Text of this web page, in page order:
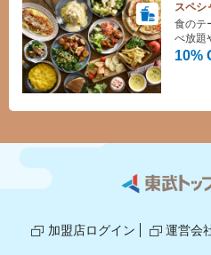
スペシ
10%
食のテ
べ放題
提供す
加盟店ログイン 運営会